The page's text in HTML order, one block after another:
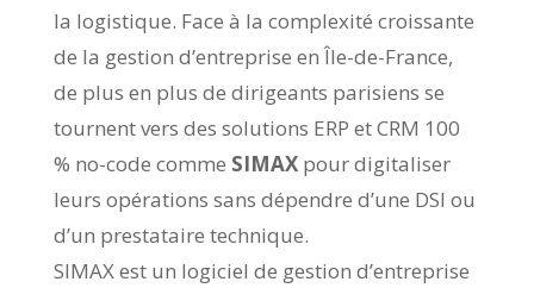
la logistique. Face à la complexité croissante
de la gestion d’entreprise en Île-de-France,
de plus en plus de dirigeants parisiens se
tournent vers des solutions ERP et CRM 100
% no-code comme SIMAXpour digitaliser
leurs opérations sans dépendre d’une DSI ou
d’un prestataire technique.
SIMAX est un logiciel de gestion d’entreprise